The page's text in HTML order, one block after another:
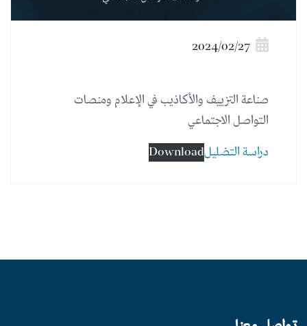
2024/02/27
صناعة التزييف والأكاذيب في الإعلام ومنصات
التواصل الاجتماعي
دراسة التضليلDownload